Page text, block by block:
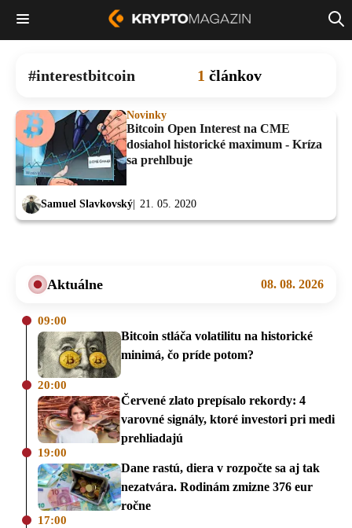
interestbitcoin 1 článkov
Novinky
Bitcoin Open Interest na CME
dosiahol historické maximum - Kríza
sa prehlbuje
Samuel Slavkovský 21. 05. 2020
Aktuálne 08. 08. 2026
09:00
Bitcoin stláča volatilitu na historické
minimá, čo príde potom?
20:00
Červené zlato prepísalo rekordy: 4
varovné signály, ktoré investori pri medi
prehliadajú
19:00
Dane rastú, diera v rozpočte sa aj tak
nezatvára. Rodinám zmizne 376 eur
ročne
17:00